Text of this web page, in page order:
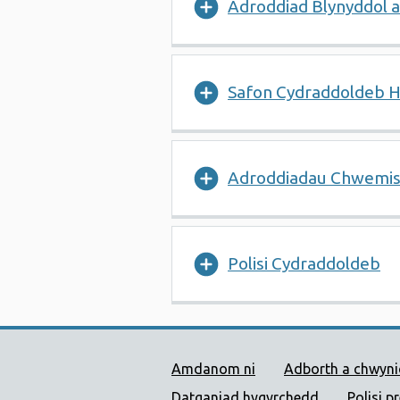
Adroddiad Blynyddol
Safon Cydraddoldeb
Adroddiadau
Polisi Cydraddoldeb
Dolenni Cymorth Iechyd
Amdanom ni Adborth a